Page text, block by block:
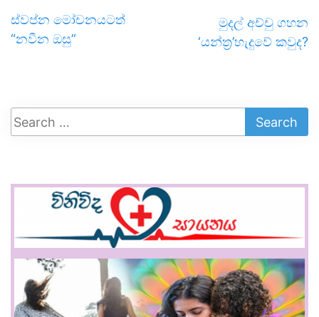
ස්වප්න මෝචනයටත්
“නවීන ඔසු”
මුදල් අච්චු ගහන
‘යන්ත්‍ර’හැදුවේ කවුද?